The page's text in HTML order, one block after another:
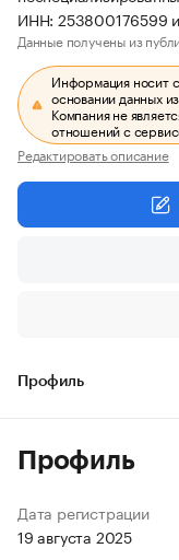
ИНН: 253800176599
Данные получены из
Информация носит
основании данных
Компания не
отношений с
Редактировать описание
Профиль
Профиль
Дата регистрации
19 августа 2025